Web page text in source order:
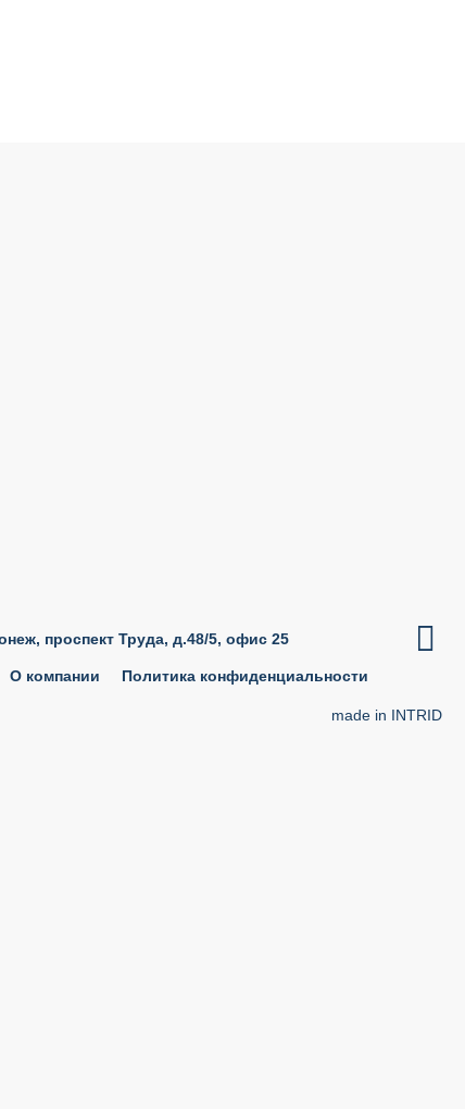
проспект Труда, д.48/5, офис 25 
О компании Политика конфиденциальности
made in INTRID